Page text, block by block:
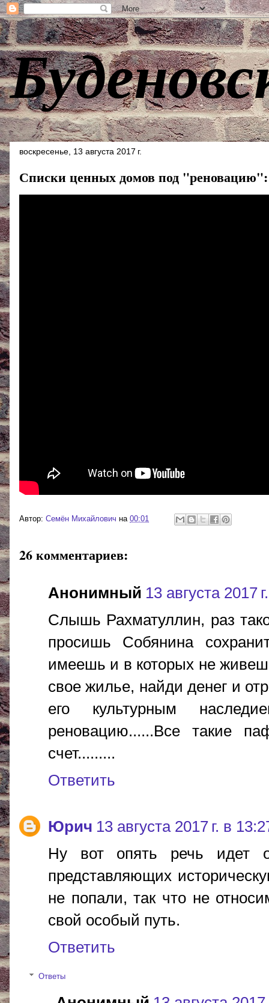
воскресенье, 13 августа 2017 г.
Списки ценных домов под
Автор: Cемён Михайлович на 00:01
26 комментариев:
Анонимный 13 августа 2017
Слышь Рахматуллин, раз
просишь Собянина
имеешь и в которых не
свое жилье, найди денег и
его культурным
реновацию......Все такие
счет.........
Ответить
Юрич 13 августа 2017 г. в
Ну вот опять речь идет
представляющих
не попали, так что не
свой особый путь.
Ответить
Ответы